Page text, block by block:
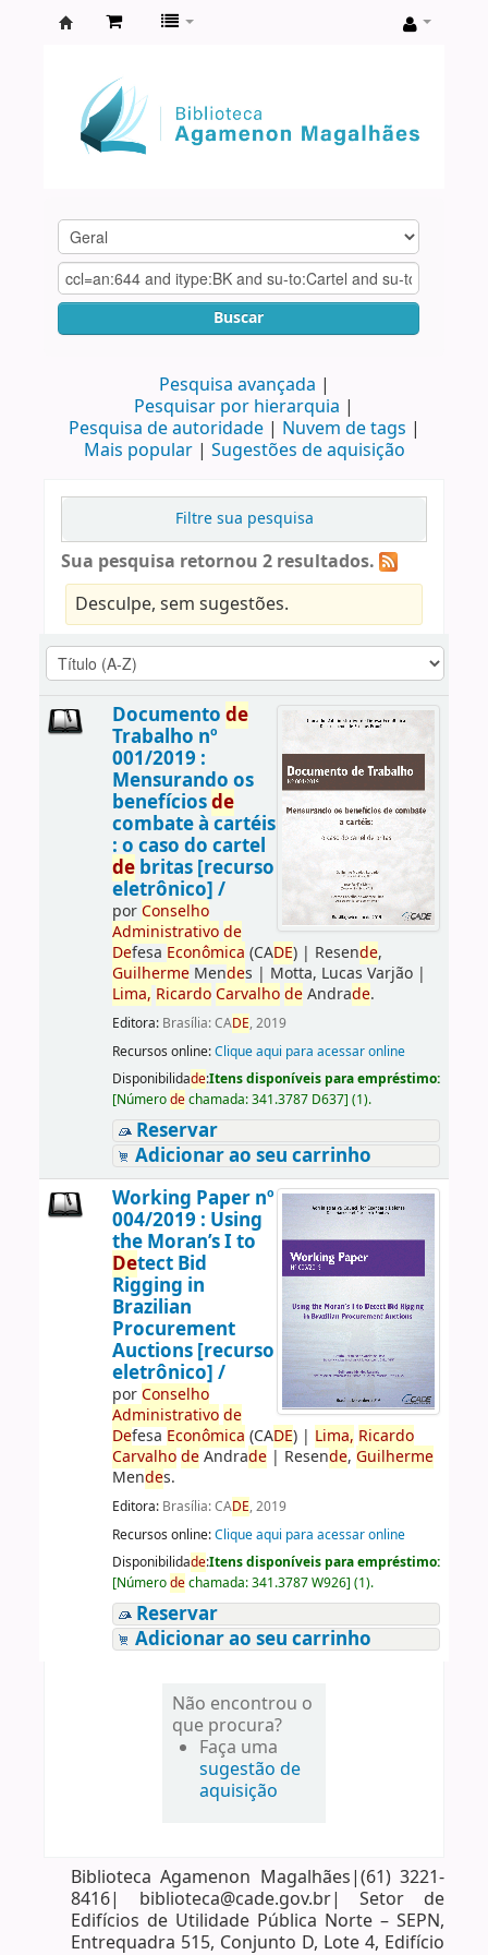
Agamenon
Magalhães
Buscar
Pesquisa avançada
Pesquisar por hierarquia
Pesquisa de autoridade
Nuvem de tags
Mais popular
Sugestões de aquisição
Filtre sua pesquisa
Sua pesquisa retornou 2 resultados.
Desculpe, sem sugestões.
Documento de
Trabalho nº
001/2019 :
Mensurando os
benefíciosde
combate à cartéis
: o caso do cartel
debritas [recurso
eletrônico] /
porConselho
Administrativo de
Defesa Econômica (CADE)| Resende,
GuilhermeMendes | Motta, Lucas Varjão|
Lima, Ricardo Carvalho deAndrade.
Editora: Brasília: CADE, 2019
Recursos online:Clique aqui para acessar online
Disponibilidade:Itens disponíveis para empréstimo:
[Númerodechamada:341.3787 D637] (1).
Reservar
Adicionar ao seu carrinho
Working Paper nº
004/2019 : Using
the Moran’s I to
Detect Bid
Rigging in
Brazilian
Procurement
Auctions [recurso
eletrônico] /
porConselho
Administrativo de
Defesa Econômica (CADE)| Lima, Ricardo
Carvalho deAndrade| Resende, Guilherme
Mendes.
Editora: Brasília: CADE, 2019
Recursos online:Clique aqui para acessar online
Disponibilidade:Itens disponíveis para empréstimo:
[Númerodechamada:341.3787 W926] (1).
Reservar
Adicionar ao seu carrinho
Não encontrou o
que procura?
Faça uma
sugestão de
aquisição
Biblioteca Agamenon Magalhães|(61) 3221-
8416| biblioteca@cade.gov.br| Setor de
Edifícios de Utilidade Pública Norte – SEPN,
Entrequadra 515, Conjunto D, Lote 4, Edifício